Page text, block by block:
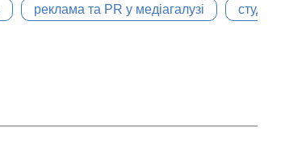
реклама та PR у медіагалузі студенти